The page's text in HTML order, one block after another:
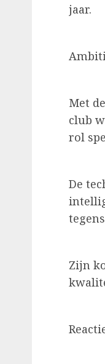
jaar.
Met
club
rol
De
Zijn